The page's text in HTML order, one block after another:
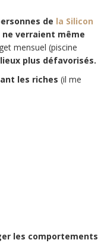
de la Silicon
ne verraient même
mensuel (piscine
plus défavorisés.
les riches (il me
les comportements